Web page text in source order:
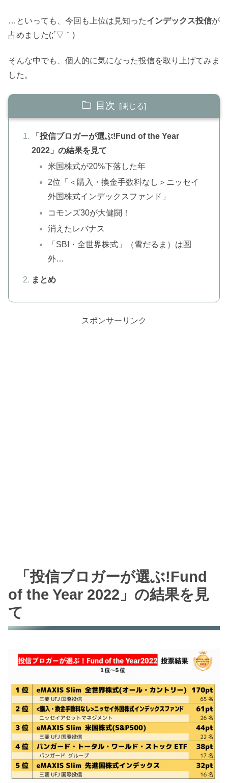
…といっても、今回も上位は見知ったインデックス投信が
占めました(;´▽｀)
そんな中でも、個人的に気になった投信を取り上げてみま
した。
目次
「投信ブロガーが選ぶ!Fund of the Year
2022」の結果を見て
米国株式が20%下落した年
2位「＜購入・換金手数料なし＞ニッセイ
外国株式インデックスファンド」
コモンズ30が大健闘！
消えたレバナス
「SBI・全世界株式」（雪だるま）は圏
外…
まとめ
スポンサーリンク
「投信ブロガーが選ぶ!Fund
of the Year 2022」の結果を見
て